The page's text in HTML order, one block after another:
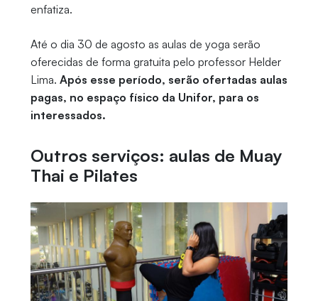
enfatiza.
Até o dia 30 de agosto as aulas de yoga serão
oferecidas de forma gratuita pelo professor Helder
Lima. Após esse período, serão ofertadas aulas
pagas, no espaço físico da Unifor, para os
interessados.
Outros serviços: aulas de Muay
Thai e Pilates